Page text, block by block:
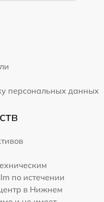
персональных данных
по истечении
в Нижнем